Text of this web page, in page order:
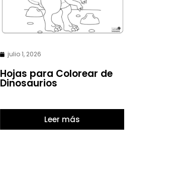
julio 1, 2026
Hojas para Colorear de
Dinosaurios
Leer más